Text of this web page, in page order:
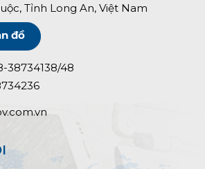
Tỉnh Long An, Việt Nam
đồ
38734138/48